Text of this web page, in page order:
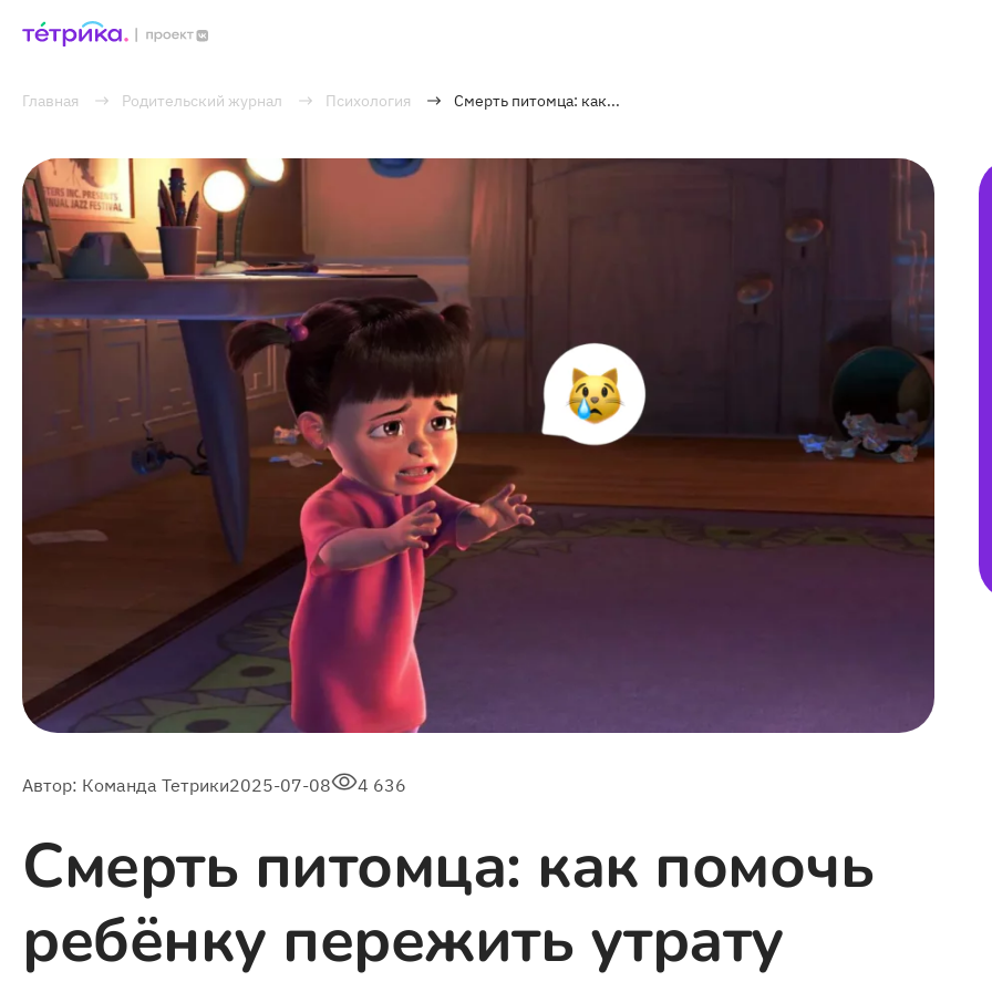
Главная Родительский журнал Психология Смерть питомца: как...
Автор: Команда Тетрики2025-07-08 4 636
Смерть питомца: как помочь
ребёнку пережить утрату